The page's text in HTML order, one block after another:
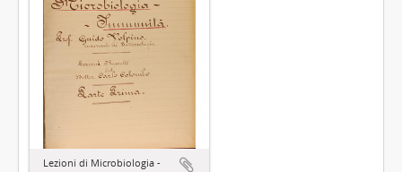
Lezioni di Microbiologia -